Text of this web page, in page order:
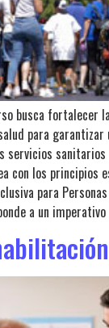
busca fortalecer
para garantizar
servicios sanitarios
con los principios
para
a un